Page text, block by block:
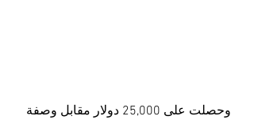
وحصلت على 25,000 دولار مقابل وصفة